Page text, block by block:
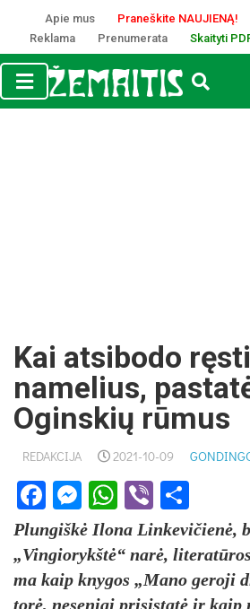
Apie mus
Praneškite NAUJIENĄ!
Reklama
Prenumerata Skaityti
Kai atsibodo
namelius,
Oginskių rūmus
REDAKCIJA 2021-10-09
Facebook
Messenger
WhatsApp
Viber
Plun­giškė Ilo­na Lin­ke­vi­čienė,
„Vin­gio­rykštė“ narė,
ma kaip kny­gos „Ma­no ge­ro­ji
torė, ne­se­niai pri­si­statė ir kaip